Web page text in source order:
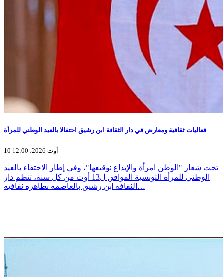
فعاليات ثقافية ومعارض في دار الثقافة ابن رشيق احتفالا بالعيد الوطني للمرأة
10 أوت 2026، 12:00
تحت شعار "الوطن امرأة والإبداع توقيعها"، وفي إطار الاحتفاء بالعيد
الوطني للمرأة التونسية الموافق ل13 أوت من كل سنة، تنظم دار
الثقافة ابن رشيق بالعاصمة تظاهرة ثقافية…